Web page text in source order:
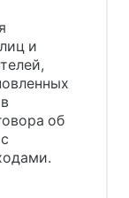
и
об